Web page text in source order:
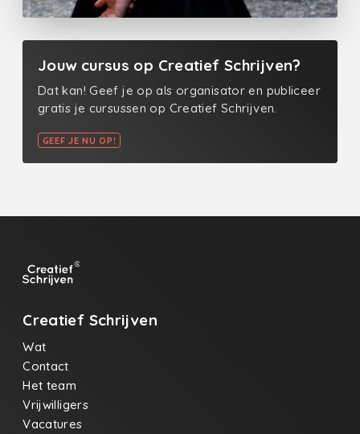
Jouw cursus op Creatief Schrijven?
Dat kan! Geef je op als organisator en publiceer
gratis je cursussen op Creatief Schrijven.
GEEF JE NU OP!
Creatief Schrijven
Wat
Contact
Het team
Vrijwilligers
Vacatures